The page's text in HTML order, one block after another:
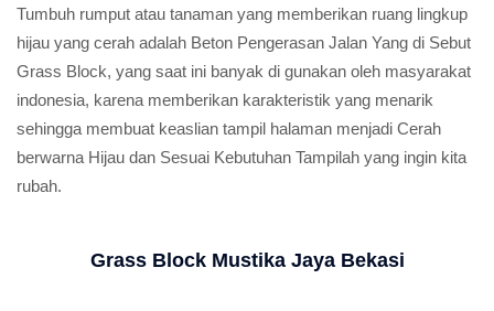
Tumbuh rumput atau tanaman yang memberikan ruang lingkup
hijau yang cerah adalah Beton Pengerasan Jalan Yang di Sebut
Grass Block, yang saat ini banyak di gunakan oleh masyarakat
indonesia, karena memberikan karakteristik yang menarik
sehingga membuat keaslian tampil halaman menjadi Cerah
berwarna Hijau dan Sesuai Kebutuhan Tampilah yang ingin kita
rubah.
Grass Block Mustika Jaya Bekasi